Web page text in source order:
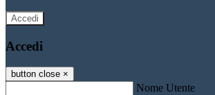
Accedi
Accedi
button close ×
Nome Utente